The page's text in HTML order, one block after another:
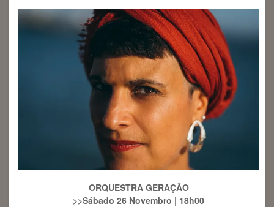
ORQUESTRA GERAÇÃO
>>Sábado 26 Novembro | 18h00